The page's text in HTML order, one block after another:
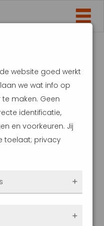
IN
DIT
Heb jij ook je
website goed werkt
we wat info op
maken. Geen
identificatie,
en voorkeuren. Jij
toelaat; privacy